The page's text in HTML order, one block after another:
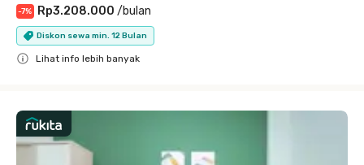
-7% Rp3.208.000 /bulan
Diskon sewa min. 12 Bulan
Lihat info lebih banyak